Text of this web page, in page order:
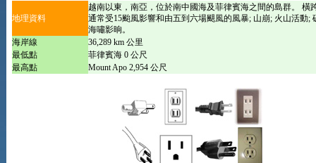
地理資料
越南以東，南亞，位於南中國海及菲律賓海之間的島群。 橫
通常受15颱風影響和由五到六場颶風的風暴; 山崩; 火山活動;
海嘯影晌。
海岸線
36,289 km 公里
最低點
菲律賓海 0 公尺
最高點
Mount Apo 2,954 公尺